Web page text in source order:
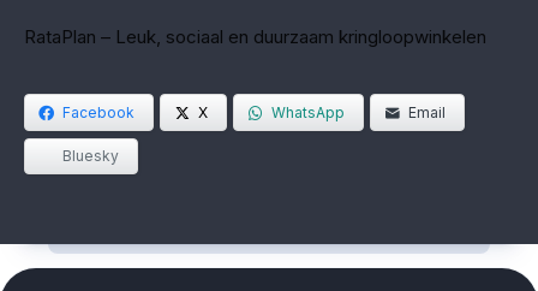
RataPlan – Leuk, sociaal en duurzaam kringloopwinkelen
Facebook X WhatsApp Email
Bluesky